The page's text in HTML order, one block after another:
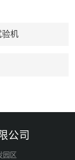
验机
公司
园区